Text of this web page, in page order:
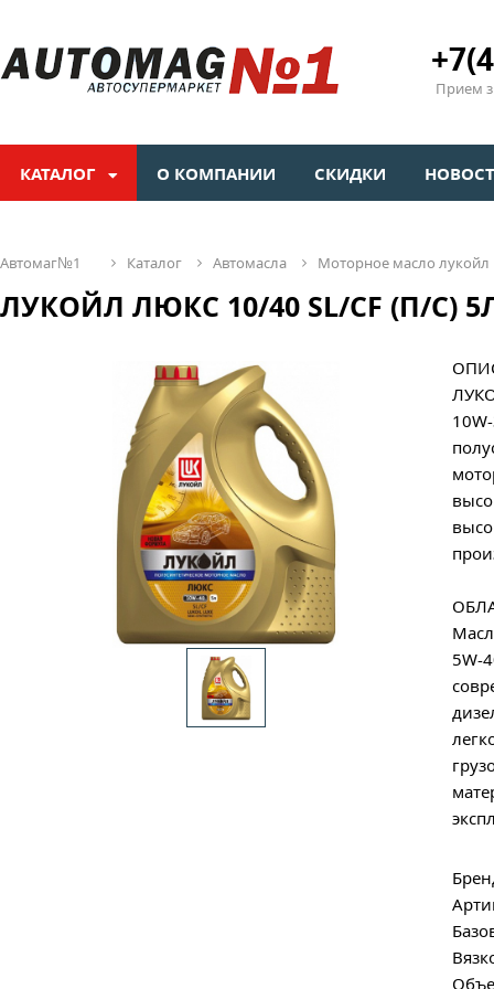
Прием
КАТАЛОГ О КОМПАНИИ СКИДКИ
автомаг№1 каталог автомасла моторное масло лукойл
ЛУКОЙЛ ЛЮКС 10/40 SL/CF (П/С)
5W-